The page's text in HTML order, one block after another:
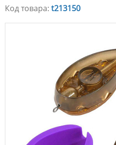
Код товара: t213150